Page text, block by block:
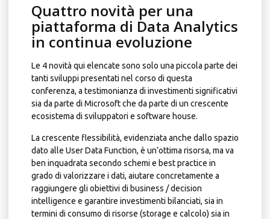
Quattro novità per una
piattaforma di Data Analytics
in continua evoluzione
Le 4 novità qui elencate sono solo una piccola parte dei
tanti sviluppi presentati nel corso di questa
conferenza, a testimonianza di investimenti significativi
sia da parte di Microsoft che da parte di un crescente
ecosistema di sviluppatori e software house.
La crescente flessibilità, evidenziata anche dallo spazio
dato alle User Data Function, è un’ottima risorsa, ma va
ben inquadrata secondo schemi e best practice in
grado di valorizzare i dati, aiutare concretamente a
raggiungere gli obiettivi di business / decision
intelligence e garantire investimenti bilanciati, sia in
termini di consumo di risorse (storage e calcolo) sia in